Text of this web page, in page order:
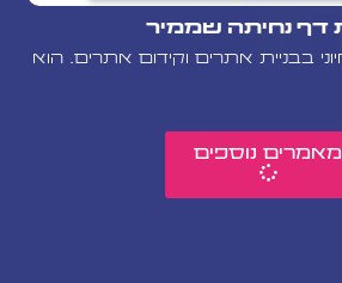
בבניית אתרים וקידום אתרים. הוא
מאמרים נוספים